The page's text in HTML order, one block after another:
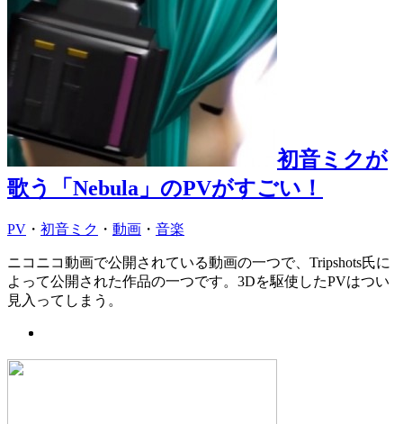
初音ミクが
歌う「Nebula」のPVがすごい！
PV ・ 初音ミク ・ 動画 ・ 音楽
ニコニコ動画で公開されている動画の一つで、Tripshots氏に
よって公開された作品の一つです。3Dを駆使したPVはつい
見入ってしまう。